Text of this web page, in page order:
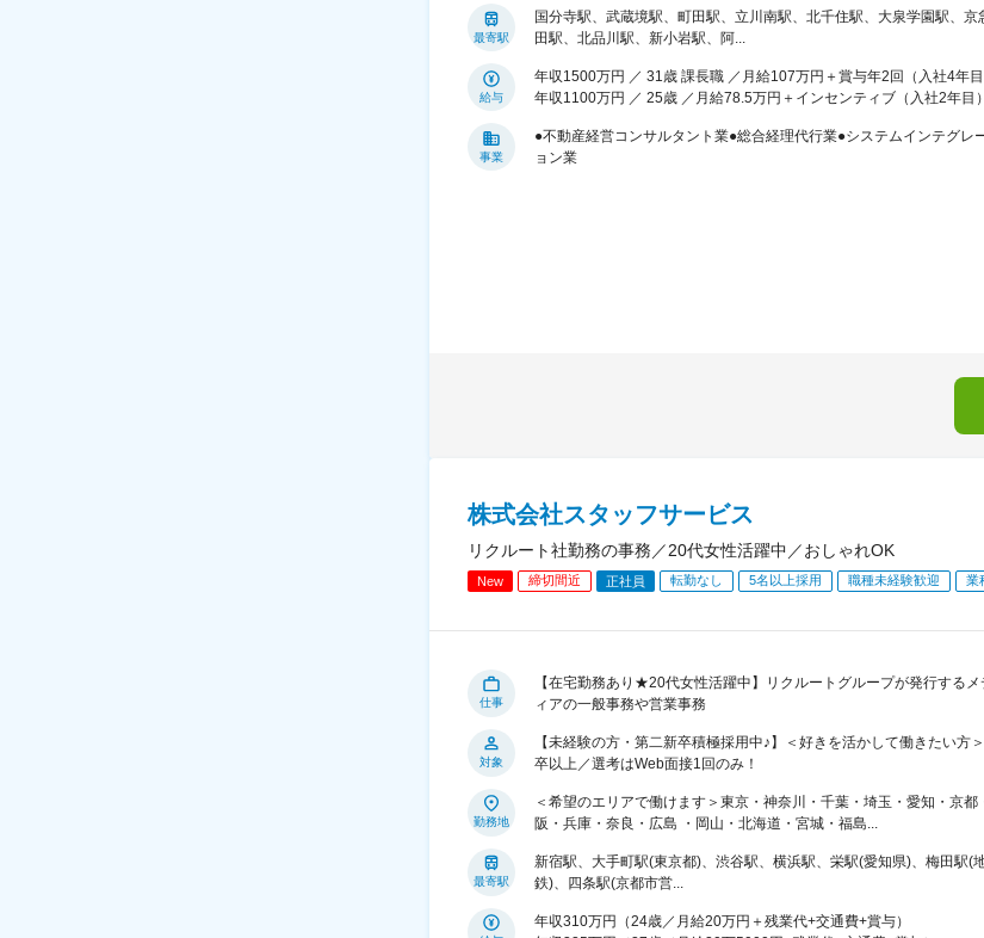
最寄駅
国分寺駅、武蔵境駅、町田駅、立川南駅、北千住駅、大泉学園駅、京
田駅、北品川駅、新小岩駅、阿...
給与
年収1500万円 ／ 31歳 課長職 ／月給107万円＋賞与年2回（入社4年目
年収1100万円 ／ 25歳 ／月給78.5万円＋インセンティブ（入社2年目）
事業
●不動産経営コンサルタント業●総合経理代行業●システムインテグレ
ョン業
株式会社スタッフサービス
リクルート社勤務の事務／20代女性活躍中／おしゃれOK
New 締切間近 正社員 転勤なし 5名以上採用 職種未経験歓迎 業
仕事
【在宅勤務あり★20代女性活躍中】リクルートグループが発行するメ
ィアの一般事務や営業事務
対象
【未経験の方・第二新卒積極採用中♪】＜好きを活かして働きたい方
卒以上／選考はWeb面接1回のみ！
勤務地
＜希望のエリアで働けます＞東京・神奈川・千葉・埼玉・愛知・京都
阪・兵庫・奈良・広島 ・岡山・北海道・宮城・福島...
最寄駅
新宿駅、大手町駅(東京都)、渋谷駅、横浜駅、栄駅(愛知県)、梅田駅(
鉄)、四条駅(京都市営...
年収310万円（24歳／月給20万円＋残業代+交通費+賞与）